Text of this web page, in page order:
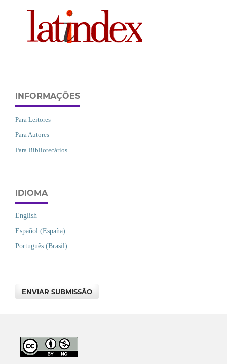
INFORMAÇÕES
Para Leitores
Para Autores
Para Bibliotecários
IDIOMA
English
Español (España)
Português (Brasil)
ENVIAR SUBMISSÃO